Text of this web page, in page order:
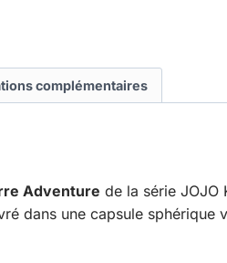
complémentaires
Adventure de la série JOJO
dans une capsule